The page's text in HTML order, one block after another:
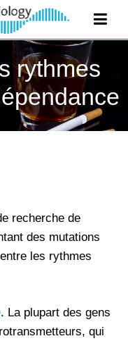
rythmes
recherche de
des mutations
les rythmes
. La plupart des gens
qui